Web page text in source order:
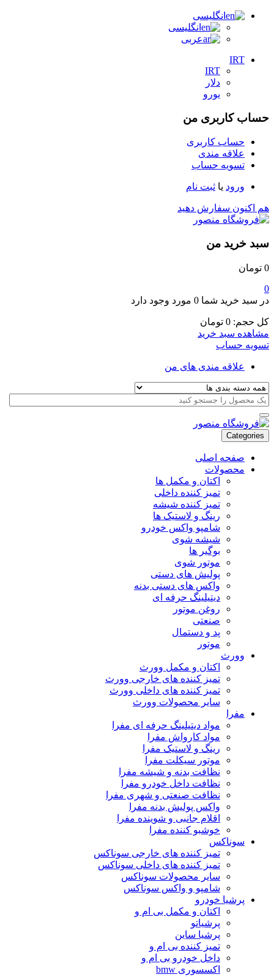
انگلیسی
انگلیسی
عربی
IRT
IRT
دلار
یورو
حساب کاربری من
حساب کاربری
علاقه مندی
تسویه حساب
ورود یا ثبت نام
هم اکنون سفارش دهید
سبد خرید من
0 تومان
0
در سبد خرید شما 0 مورد وجود دارد
کل حجم: 0 تومان
مشاهده سبد خرید
تسویه حساب
علاقه مندی های من
Categories
صفحه اصلی
محصولات
اکتان و مکمل ها
تمیز کننده داخلی
تمیز کننده شیشه
رینگ و لاستیک ها
شامپو واکس خودرو
شیشه شوی
بوگیر ها
موتور شوی
پولیش های دستی
واکس های دستی بدنه
دیتیلینگ حرفه ای
روغن موتور
صنعتی
پد و دستمال
موتور
وورث
اکتان و مکمل وورث
تمیز کننده های خارجی وورث
تمیز کننده های داخلی وورث
سایر محصولات وورث
مفرا
مواد دیتیلینگ حرفه ای مفرا
مواد کارواش مفرا
رینگ و لاستیک مفرا
موتور سیکلت مفرا
نظافت بدنه و شیشه مفرا
نظافت داخل خودرو مفرا
نظافت صنعتی و شهری مفرا
واکس پولیش بدنه مفرا
اقلام جانبی و شوینده مفرا
خوشبو کننده مفرا
سوناکس
تمیز کننده های خارجی سوناکس
تمیز کننده های داخلی سوناکس
سایر محصولات سوناکس
شامپو و واکس سوناکس
پرشیا خودرو
اکتان و مکمل بی ام و
پرشیاتو
پرشیا ساین
تمیز کننده بی ام و
داخل خودرو بی ام و
اکسسوری bmw